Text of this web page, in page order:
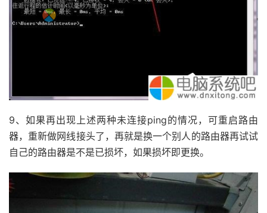
9、如果再出现上述两种未连接ping的情况，可重启路由
器，重新做网线接头了，再就是换一个别人的路由器再试试
自己的路由器是不是已损坏，如果损坏即更换。